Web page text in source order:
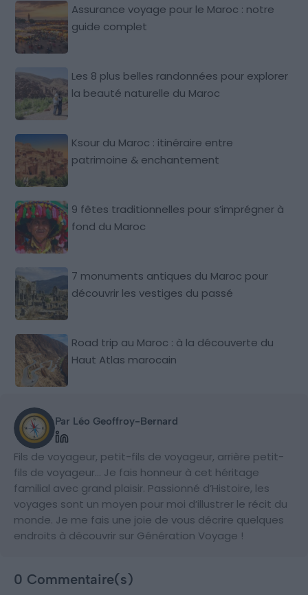
Assurance voyage pour le Maroc : notre
guide complet
Les 8 plus belles randonnées pour explorer
la beauté naturelle du Maroc
Ksour du Maroc : itinéraire entre
patrimoine & enchantement
9 fêtes traditionnelles pour s’imprégner à
fond du Maroc
7 monuments antiques du Maroc pour
découvrir les vestiges du passé
Road trip au Maroc : à la découverte du
Haut Atlas marocain
Par Léo Geoffroy-Bernard
Fils de voyageur, petit-fils de voyageur, arrière petit-
fils de voyageur… Je fais honneur à cet héritage
familial avec grand plaisir. Passionné d’Histoire, les
voyages sont un moyen pour moi d’illustrer le récit du
monde. Je me fais une joie de vous décrire quelques
endroits à découvrir sur Génération Voyage !
0 Commentaire(s)